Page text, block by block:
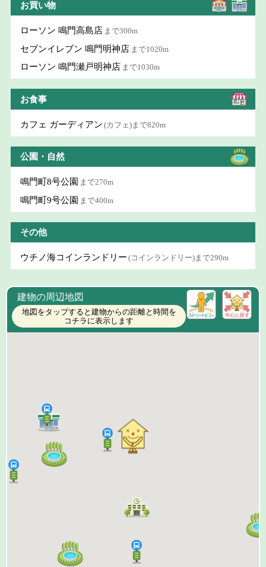
お買い物
ローソン 鳴門高島店 まで300m
セブンイレブン 鳴門明神店 まで1020m
ローソン 鳴門瀬戸明神店 まで1030m
お食事
カフェ ガーディアン (カフェ)まで820m
公園・自然
鳴門町8号公園 まで270m
鳴門町9号公園 まで400m
その他
ウチノ海コインランドリー (コインランドリー)まで290m
建物の周辺地図
地図をタップすると建物からの距離と時間を
コチラに表示します